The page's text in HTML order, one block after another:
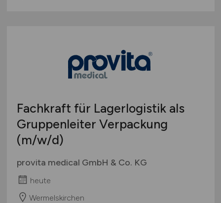
Fachkraft für Lagerlogistik als
Gruppenleiter Verpackung
(m/w/d)
provita medical GmbH & Co. KG
heute
Wermelskirchen